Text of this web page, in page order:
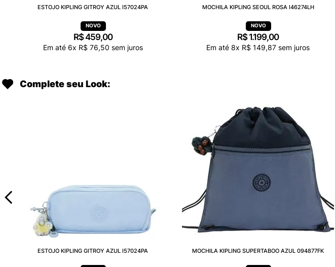
ESTOJO KIPLING GITROY AZUL I57024PA
R$459,00
Em até 6x R$ 76,50 sem juros
MOCHILA KIPLING SEOUL ROSA I46274LH
R$ 1.199,00
Em até 8x R$ 149,87 sem juros
Complete seu Look:
ESTOJO KIPLING GITROY AZUL I57024PA MOCHILA KIPLING SUPERTABOO AZUL 094877FK